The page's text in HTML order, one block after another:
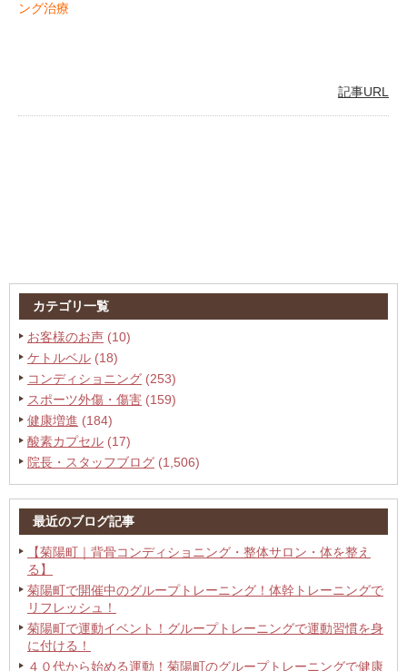
ング治療
記事URL
カテゴリ一覧
お客様のお声 (10)
ケトルベル (18)
コンディショニング (253)
スポーツ外傷・傷害 (159)
健康増進 (184)
酸素カプセル (17)
院長・スタッフブログ (1,506)
最近のブログ記事
【菊陽町｜背骨コンディショニング・整体サロン・体を整え
る】
菊陽町で開催中のグループトレーニング！体幹トレーニングで
リフレッシュ！
菊陽町で運動イベント！グループトレーニングで運動習慣を身
に付ける！
４０代から始める運動！菊陽町のグループトレーニングで健康